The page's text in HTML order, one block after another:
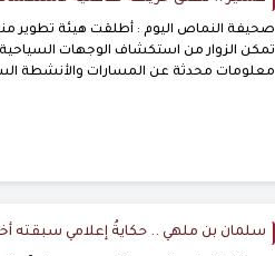
تمكن الزوار من استكشاف الوجهات
معلومات محدثة عن المسارات والأنشطة
سلمان بن ملهي .. حكايةُ إعلامي سبقته